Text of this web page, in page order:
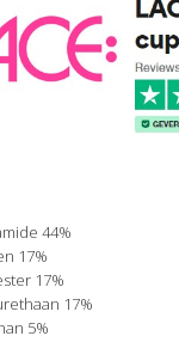
44%
17%
17%
17%
5%